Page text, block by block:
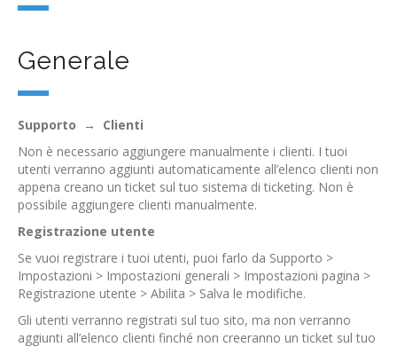
Generale
Supporto →
Clienti
Non è necessario aggiungere manualmente i clienti. I tuoi
utenti verranno aggiunti automaticamente all’elenco clienti non
appena creano un ticket sul tuo sistema di ticketing. Non è
possibile aggiungere clienti manualmente.
Registrazione utente
Se vuoi registrare i tuoi utenti, puoi farlo da Supporto >
Impostazioni > Impostazioni generali > Impostazioni pagina >
Registrazione utente > Abilita > Salva le modifiche.
Gli utenti verranno registrati sul tuo sito, ma non verranno
aggiunti all’elenco clienti finché non creeranno un ticket sul tuo